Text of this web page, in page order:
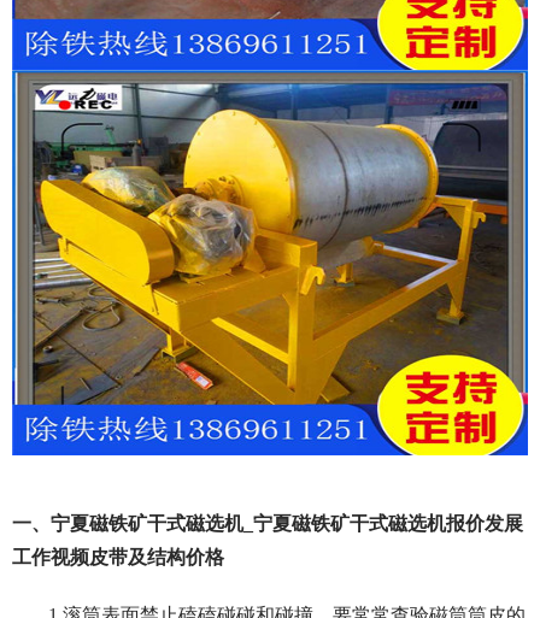
一、宁夏磁铁矿干式磁选机_宁夏磁铁矿干式磁选机报价发展
工作视频皮带及结构价格